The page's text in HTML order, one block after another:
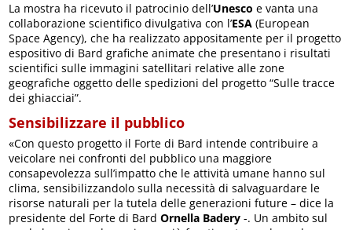
La mostra ha ricevuto il patrocinio dell’Unesco e vanta una
collaborazione scientifico divulgativa con l’ESA(European
Space Agency), che ha realizzato appositamente per il progetto
espositivo di Bard grafiche animate che presentano i risultati
scientifici sulle immagini satellitari relative alle zone
geografiche oggetto delle spedizioni del progetto “Sulle tracce
dei ghiacciai”.
Sensibilizzare il pubblico
«Con questo progetto il Forte di Bard intende contribuire a
veicolare nei confronti del pubblico una maggiore
consapevolezza sull’impatto che le attività umane hanno sul
clima, sensibilizzandolo sulla necessità di salvaguardare le
risorse naturali per la tutela delle generazioni future – dice la
presidente del Forte di BardOrnella Badery -. Un ambito sul